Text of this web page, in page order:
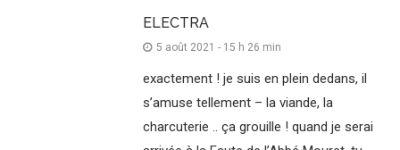
ELECTRA
5 août 2021 - 15 h 26 min
exactement ! je suis en plein dedans, il
s’amuse tellement – la viande, la
charcuterie .. ça grouille ! quand je serai